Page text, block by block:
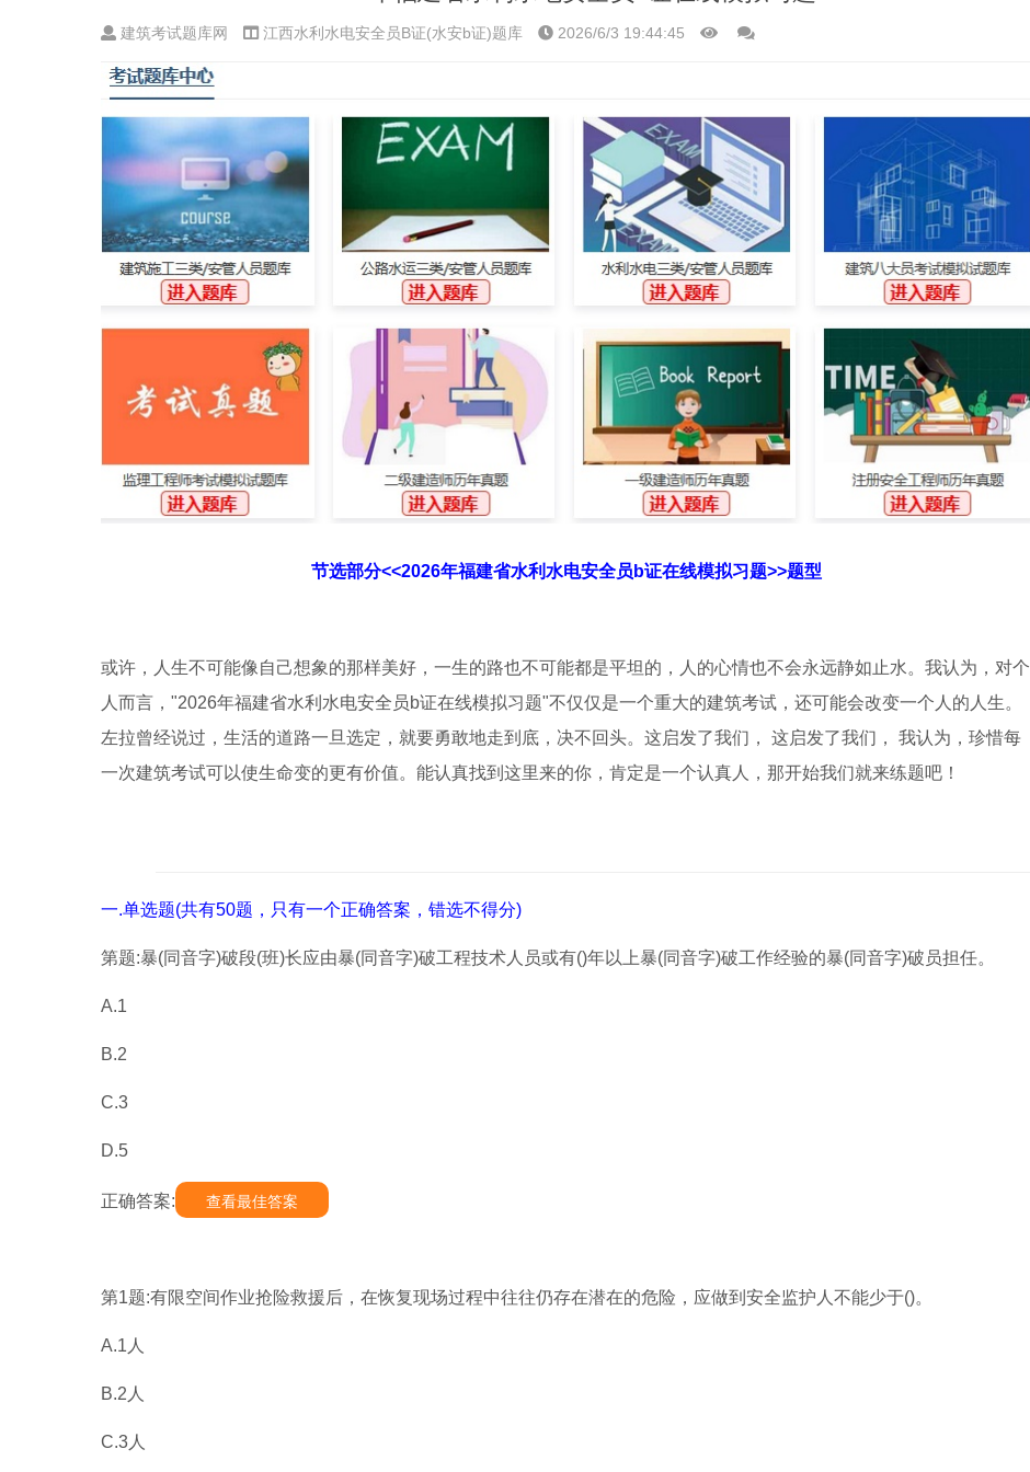
建筑考试题库网 江西水利水电安全员B证(水安b证)题库 2026/6/3 19:44:45
节选部分<<2026年福建省水利水电安全员b证在线模拟习题>>题型
或许，人生不可能像自己想象的那样美好，一生的路也不可能都是平坦的，人的心情也不会永远静如止水。我认为，对个
人而言，"2026年福建省水利水电安全员b证在线模拟习题"不仅仅是一个重大的建筑考试，还可能会改变一个人的人生。
左拉曾经说过，生活的道路一旦选定，就要勇敢地走到底，决不回头。这启发了我们， 这启发了我们， 我认为，珍惜每
一次建筑考试可以使生命变的更有价值。能认真找到这里来的你，肯定是一个认真人，那开始我们就来练题吧！
一.单选题(共有50题，只有一个正确答案，错选不得分)
第题:暴(同音字)破段(班)长应由暴(同音字)破工程技术人员或有()年以上暴(同音字)破工作经验的暴(同音字)破员担任。
A.1
B.2
C.3
D.5
正确答案: 查看最佳答案
第1题:有限空间作业抢险救援后，在恢复现场过程中往往仍存在潜在的危险，应做到安全监护人不能少于()。
A.1人
B.2人
C.3人